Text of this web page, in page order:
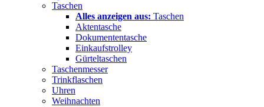
Taschen
Alles anzeigen aus: Taschen
Aktentasche
Dokumententasche
Einkaufstrolley
Gürteltaschen
Taschenmesser
Trinkflaschen
Uhren
Weihnachten